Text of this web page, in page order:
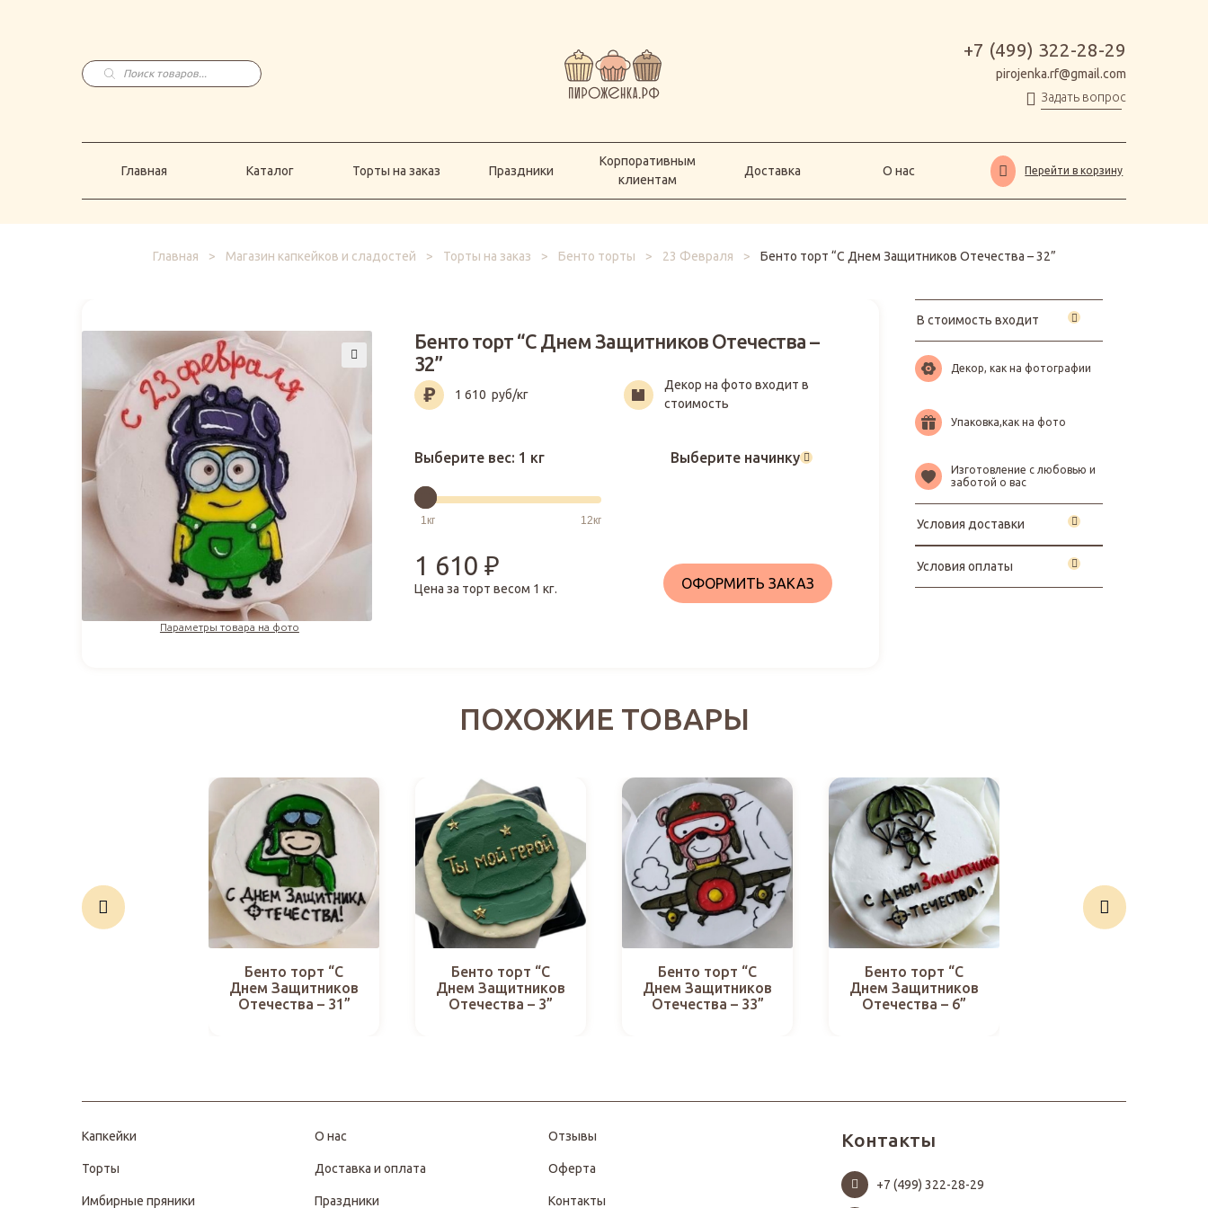
Поиск
товаров
+7 (499) 322-28-29
pirojenka.rf@gmail.com
Задать вопрос
Главная Каталог Торты на заказ Праздники
Корпоративным
клиентам
Доставка О нас Перейти в корзину
Главная > Магазин капкейков и сладостей > Торты на заказ > Бенто торты > 23 Февраля > Бенто торт “С Днем Защитников Отечества – 32”
Параметры товара на фото
Бенто торт “С Днем Защитников Отечества –
32”
1 610 руб/кг
Декор на фото входит в
стоимость
Выберите вес: 1 кг Выберите начинку
1 610₽
Цена за торт весом 1 кг. ОФОРМИТЬ ЗАКАЗ
В стоимость входит
Декор, как на фотографии
Упаковка,как на фото
Изготовление с любовью и
заботой о вас
Условия доставки
Условия оплаты
ПОХОЖИЕ ТОВАРЫ
Бенто торт “С
Днем Защитников
Отечества – 31”
Бенто торт “С
Днем Защитников
Отечества – 3”
Бенто торт “С
Днем Защитников
Отечества – 33”
Бенто торт “С
Днем Защитников
Отечества – 6”
Капкейки
Торты
Имбирные пряники
О нас
Доставка и оплата
Праздники
Отзывы
Оферта
Контакты
Контакты
+7 (499) 322-28-29